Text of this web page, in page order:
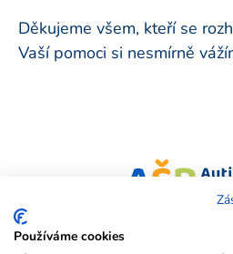
Děkujeme všem, kteří se
Vaší pomoci si nesmírně
Používáme cookies